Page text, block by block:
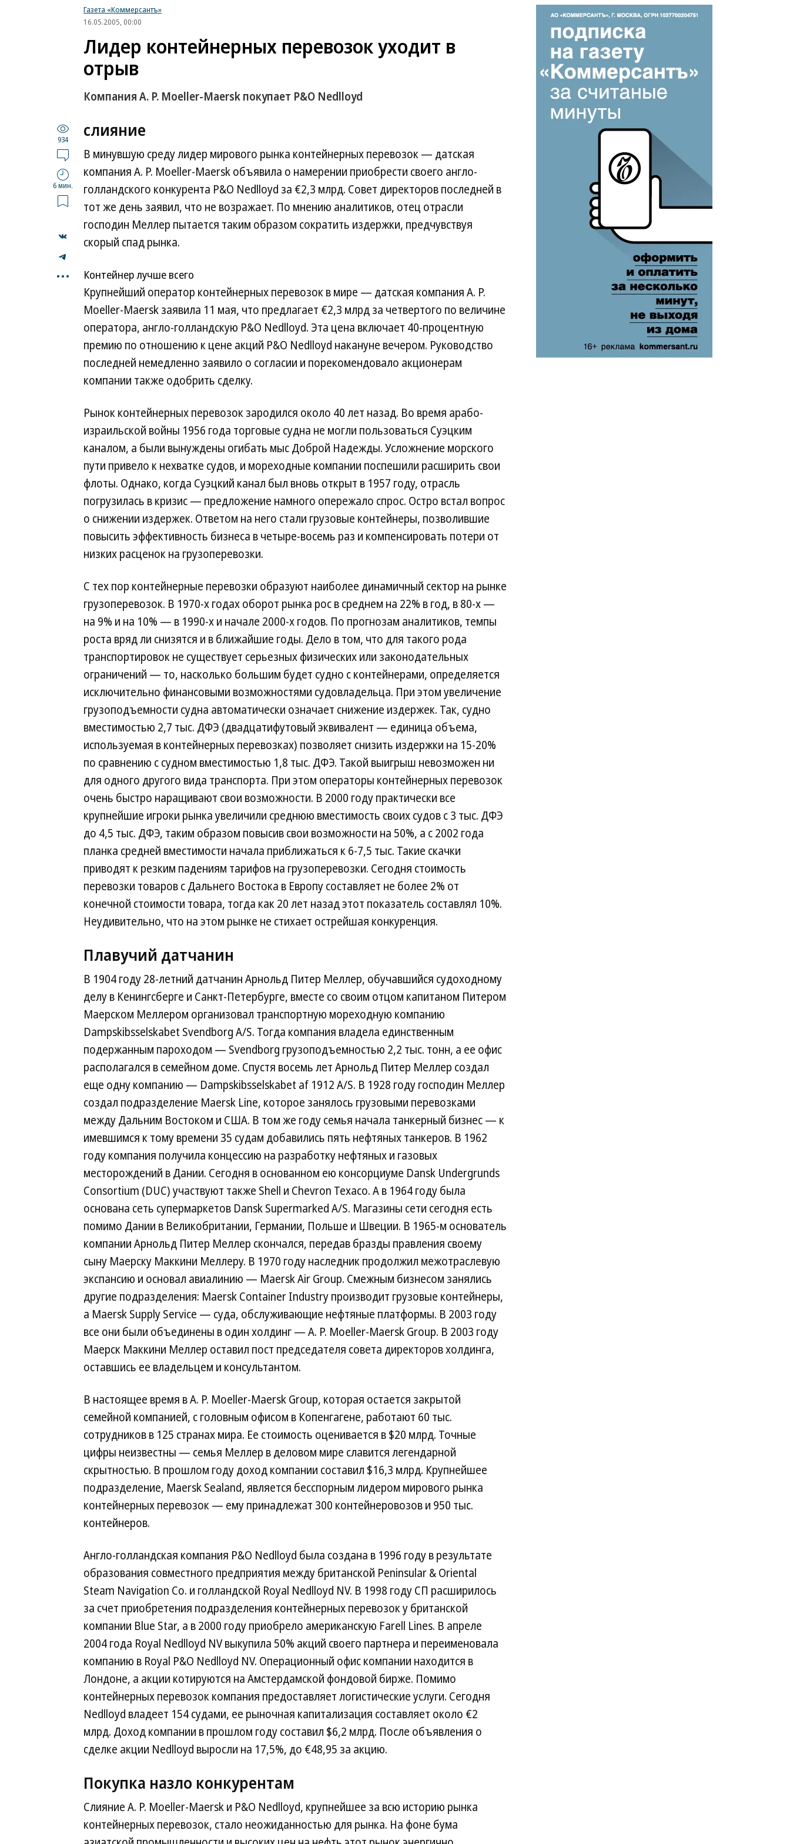
Газета «Коммерсантъ»
16.05.2005, 00:00
Лидер контейнерных перевозок уходит в
отрыв
Компания A. P. Moeller-Maersk покупает P&O Nedlloyd
934
6 мин.
...
слияние
В минувшую среду лидер мирового рынка контейнерных перевозок — датская
компания A. P. Moeller-Maersk объявила о намерении приобрести своего англо-
голландского конкурента P&O Nedlloyd за €2,3 млрд. Совет директоров последней в
тот же день заявил, что не возражает. По мнению аналитиков, отец отрасли
господин Меллер пытается таким образом сократить издержки, предчувствуя
скорый спад рынка.
Контейнер лучше всего
Крупнейший оператор контейнерных перевозок в мире — датская компания A. P.
Moeller-Maersk заявила 11 мая, что предлагает €2,3 млрд за четвертого по величине
оператора, англо-голландскую P&O Nedlloyd. Эта цена включает 40-процентную
премию по отношению к цене акций P&O Nedlloyd накануне вечером. Руководство
последней немедленно заявило о согласии и порекомендовало акционерам
компании также одобрить сделку.
Рынок контейнерных перевозок зародился около 40 лет назад. Во время арабо-
израильской войны 1956 года торговые судна не могли пользоваться Суэцким
каналом, а были вынуждены огибать мыс Доброй Надежды. Усложнение морского
пути привело к нехватке судов, и мореходные компании поспешили расширить свои
флоты. Однако, когда Суэцкий канал был вновь открыт в 1957 году, отрасль
погрузилась в кризис — предложение намного опережало спрос. Остро встал вопрос
о снижении издержек. Ответом на него стали грузовые контейнеры, позволившие
повысить эффективность бизнеса в четыре-восемь раз и компенсировать потери от
низких расценок на грузоперевозки.
С тех пор контейнерные перевозки образуют наиболее динамичный сектор на рынке
грузоперевозок. В 1970-х годах оборот рынка рос в среднем на 22% в год, в 80-х —
на 9% и на 10% — в 1990-х и начале 2000-х годов. По прогнозам аналитиков, темпы
роста вряд ли снизятся и в ближайшие годы. Дело в том, что для такого рода
транспортировок не существует серьезных физических или законодательных
ограничений — то, насколько большим будет судно с контейнерами, определяется
исключительно финансовыми возможностями судовладельца. При этом увеличение
грузоподъемности судна автоматически означает снижение издержек. Так, судно
вместимостью 2,7 тыс. ДФЭ (двадцатифутовый эквивалент — единица объема,
используемая в контейнерных перевозках) позволяет снизить издержки на 15-20%
по сравнению с судном вместимостью 1,8 тыс. ДФЭ. Такой выигрыш невозможен ни
для одного другого вида транспорта. При этом операторы контейнерных перевозок
очень быстро наращивают свои возможности. В 2000 году практически все
крупнейшие игроки рынка увеличили среднюю вместимость своих судов с 3 тыс. ДФЭ
до 4,5 тыс. ДФЭ, таким образом повысив свои возможности на 50%, а с 2002 года
планка средней вместимости начала приближаться к 6-7,5 тыс. Такие скачки
приводят к резким падениям тарифов на грузоперевозки. Сегодня стоимость
перевозки товаров с Дальнего Востока в Европу составляет не более 2% от
конечной стоимости товара, тогда как 20 лет назад этот показатель составлял 10%.
Неудивительно, что на этом рынке не стихает острейшая конкуренция.
Плавучий датчанин
В 1904 году 28-летний датчанин Арнольд Питер Меллер, обучавшийся судоходному
делу в Кенингсберге и Санкт-Петербурге, вместе со своим отцом капитаном Питером
Маерском Меллером организовал транспортную мореходную компанию
Dampskibsselskabet Svendborg A/S. Тогда компания владела единственным
подержанным пароходом — Svendborg грузоподъемностью 2,2 тыс. тонн, а ее офис
располагался в семейном доме. Спустя восемь лет Арнольд Питер Меллер создал
еще одну компанию — Dampskibsselskabet af 1912 A/S. В 1928 году господин Меллер
создал подразделение Maersk Line, которое занялось грузовыми перевозками
между Дальним Востоком и США. В том же году семья начала танкерный бизнес — к
имевшимся к тому времени 35 судам добавились пять нефтяных танкеров. В 1962
году компания получила концессию на разработку нефтяных и газовых
месторождений в Дании. Сегодня в основанном ею консорциуме Dansk Undergrunds
Consortium (DUC) участвуют также Shell и Chevron Texaco. А в 1964 году была
основана сеть супермаркетов Dansk Supermarked A/S. Магазины сети сегодня есть
помимо Дании в Великобритании, Германии, Польше и Швеции. В 1965-м основатель
компании Арнольд Питер Меллер скончался, передав бразды правления своему
сыну Маерску Маккини Меллеру. В 1970 году наследник продолжил межотраслевую
экспансию и основал авиалинию — Maersk Air Group. Смежным бизнесом занялись
другие подразделения: Maersk Container Industry производит грузовые контейнеры,
а Maersk Supply Service — суда, обслуживающие нефтяные платформы. В 2003 году
все они были объединены в один холдинг — A. P. Moeller-Maersk Group. В 2003 году
Маерск Маккини Меллер оставил пост председателя совета директоров холдинга,
оставшись ее владельцем и консультантом.
В настоящее время в A. P. Moeller-Maersk Group, которая остается закрытой
семейной компанией, с головным офисом в Копенгагене, работают 60 тыс.
сотрудников в 125 странах мира. Ее стоимость оценивается в $20 млрд. Точные
цифры неизвестны — семья Меллер в деловом мире славится легендарной
скрытностью. В прошлом году доход компании составил $16,3 млрд. Крупнейшее
подразделение, Maersk Sealand, является бесспорным лидером мирового рынка
контейнерных перевозок — ему принадлежат 300 контейнеровозов и 950 тыс.
контейнеров.
Англо-голландская компания P&O Nedlloyd была создана в 1996 году в результате
образования совместного предприятия между британской Peninsular & Oriental
Steam Navigation Co. и голландской Royal Nedlloyd NV. В 1998 году СП расширилось
за счет приобретения подразделения контейнерных перевозок у британской
компании Blue Star, а в 2000 году приобрело американскую Farell Lines. В апреле
2004 года Royal Nedlloyd NV выкупила 50% акций своего партнера и переименовала
компанию в Royal P&O Nedlloyd NV. Операционный офис компании находится в
Лондоне, а акции котируются на Амстердамской фондовой бирже. Помимо
контейнерных перевозок компания предоставляет логистические услуги. Сегодня
Nedlloyd владеет 154 судами, ее рыночная капитализация составляет около €2
млрд. Доход компании в прошлом году составил $6,2 млрд. После объявления о
сделке акции Nedlloyd выросли на 17,5%, до €48,95 за акцию.
Покупка назло конкурентам
Слияние A. P. Moeller-Maersk и P&O Nedlloyd, крупнейшее за всю историю рынка
контейнерных перевозок, стало неожиданностью для рынка. На фоне бума